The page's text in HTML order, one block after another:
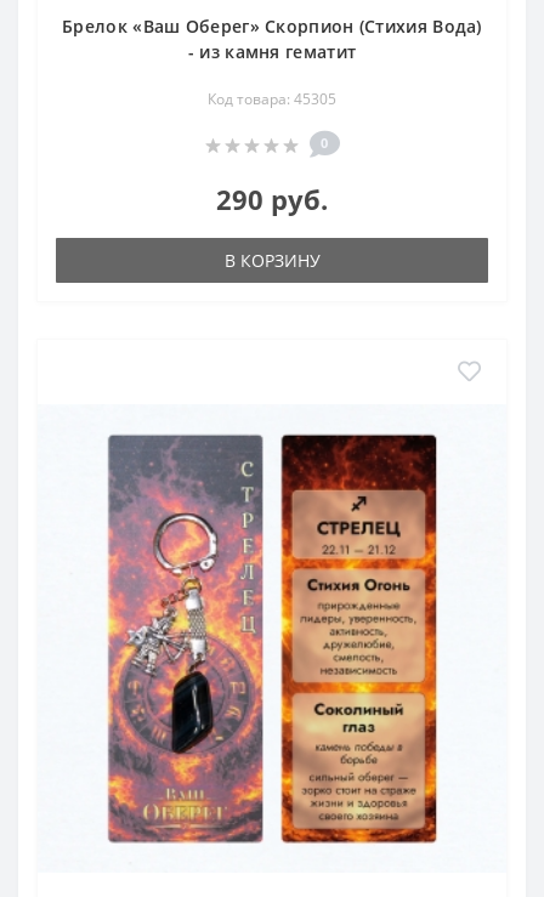
Брелок «Ваш Оберег» Скорпион (Стихия Вода)
- из камня гематит
Код товара: 45305
0
290 руб.
В КОРЗИНУ